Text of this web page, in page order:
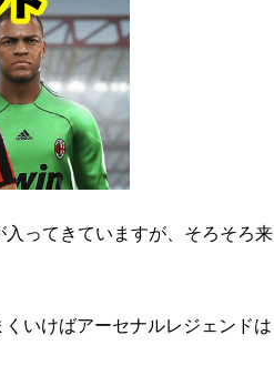
ってきていますが、そろそろ来
いけばアーセナルレジェンドは